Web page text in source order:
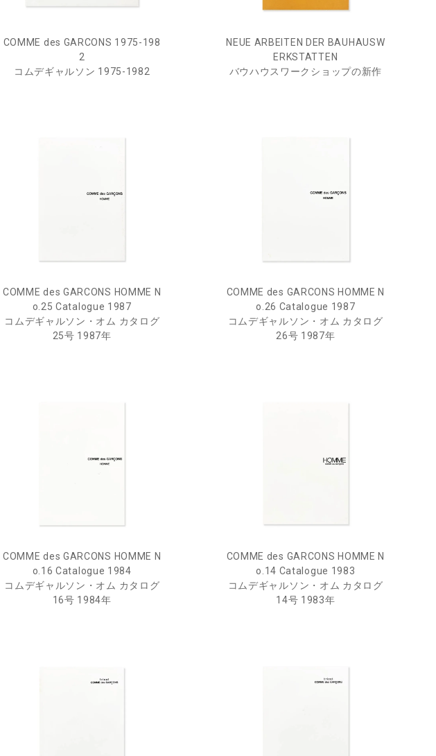
COMME des GARCONS 1975-198
2
コムデギャルソン 1975-1982
NEUE ARBEITEN DER BAUHAUSW
ERKSTATTEN
バウハウスワークショップの新作
COMME des GARCONS HOMME N
o.25 Catalogue 1987
コムデギャルソン・オム カタログ
25号 1987年
COMME des GARCONS HOMME N
o.26 Catalogue 1987
コムデギャルソン・オム カタログ
26号 1987年
COMME des GARCONS HOMME N
o.16 Catalogue 1984
コムデギャルソン・オム カタログ
16号 1984年
COMME des GARCONS HOMME N
o.14 Catalogue 1983
コムデギャルソン・オム カタログ
14号 1983年